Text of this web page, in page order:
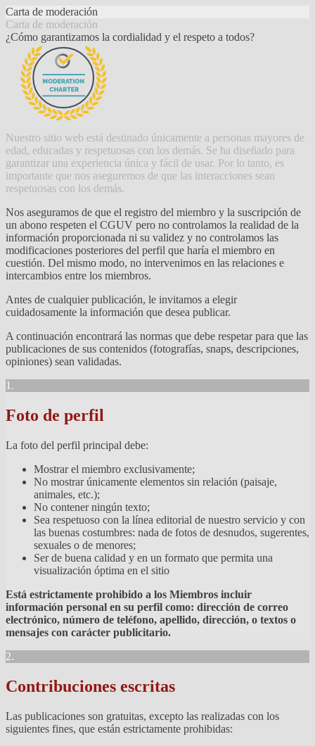
Carta de moderación
Carta de moderación
¿Cómo garantizamos la cordialidad y el respeto a todos?
Nuestro sitio web está destinado únicamente a personas mayores de
edad, educadas y respetuosas con los demás. Se ha diseñado para
garantizar una experiencia única y fácil de usar. Por lo tanto, es
importante que nos aseguremos de que las interacciones sean
respetuosas con los demás.
Nos aseguramos de que el registro del miembro y la suscripción de
un abono respeten el CGUV pero no controlamos la realidad de la
información proporcionada ni su validez y no controlamos las
modificaciones posteriores del perfil que haría el miembro en
cuestión. Del mismo modo, no intervenimos en las relaciones e
intercambios entre los miembros.
Antes de cualquier publicación, le invitamos a elegir
cuidadosamente la información que desea publicar.
A continuación encontrará las normas que debe respetar para que las
publicaciones de sus contenidos (fotografías, snaps, descripciones,
opiniones) sean validadas.
1.
Foto de perfil
La foto del perfil principal debe:
Mostrar el miembro exclusivamente;
No mostrar únicamente elementos sin relación (paisaje,
animales, etc.);
No contener ningún texto;
Sea respetuoso con la línea editorial de nuestro servicio y con
las buenas costumbres: nada de fotos de desnudos, sugerentes,
sexuales o de menores;
Ser de buena calidad y en un formato que permita una
visualización óptima en el sitio
Está estrictamente prohibido a los Miembros incluir
información personal en su perfil como: dirección de correo
electrónico, número de teléfono, apellido, dirección, o textos o
mensajes con carácter publicitario.
2.
Contribuciones escritas
Las publicaciones son gratuitas, excepto las realizadas con los
siguientes fines, que están estrictamente prohibidas: